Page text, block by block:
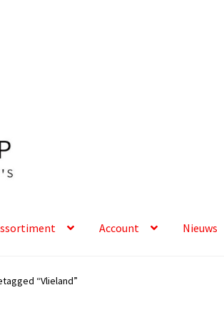
Account Nieuws
“Vlieland”